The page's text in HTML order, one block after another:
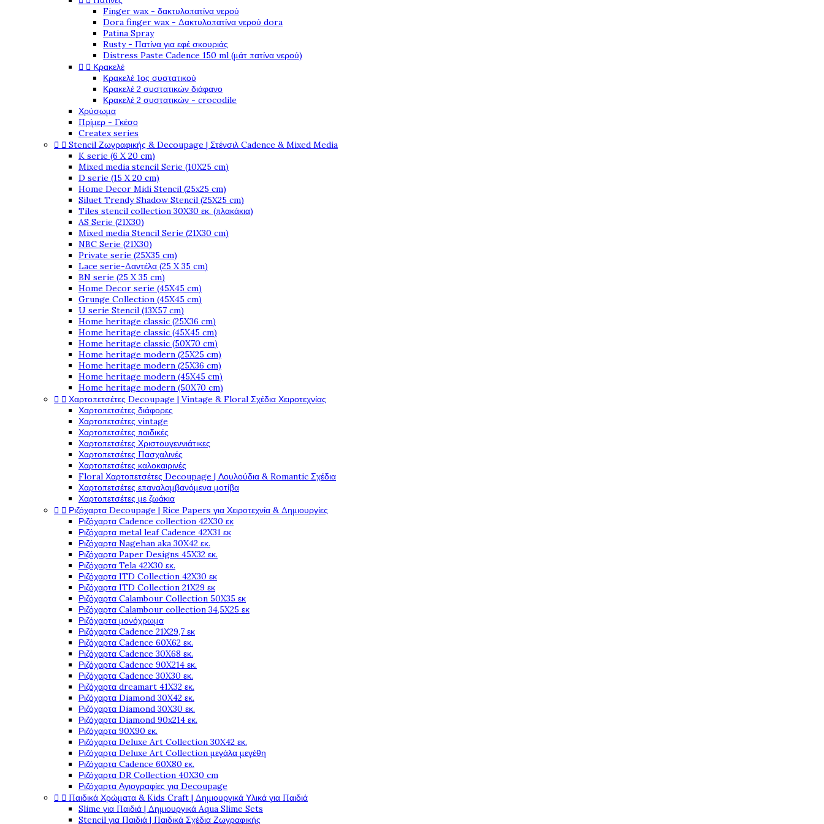
Finger wax - δακτυλοπατίνα νερού
Dora finger wax - Δακτυλοπατίνα νερού dora
Patina Spray
Rusty - Πατίνα για εφέ σκουριάς
Distress Paste Cadence 150 ml (μάτ πατίνα νερού)
  Κρακελέ
Κρακελέ 1ος συστατικού
Κρακελέ 2 συστατικών διάφανο
Κρακελέ 2 συστατικών - crocodile
Χρύσωμα
Πρίμερ - Γκέσο
Createx series
  Stencil Ζωγραφικής & Decoupage | Στένσιλ Cadence & Mixed Media
K serie (6 X 20 cm)
Mixed media stencil Serie (10X25 cm)
D serie (15 X 20 cm)
Home Decor Midi Stencil (25x25 cm)
Siluet Trendy Shadow Stencil (25X25 cm)
Tiles stencil collection 30X30 εκ. (πλακάκια)
AS Serie (21X30)
Mixed media Stencil Serie (21X30 cm)
NBC Serie (21X30)
Private serie (25X35 cm)
Lace serie-Δαντέλα (25 X 35 cm)
BN serie (25 X 35 cm)
Home Decor serie (45X45 cm)
Grunge Collection (45X45 cm)
U serie Stencil (13X57 cm)
Home heritage classic (25X36 cm)
Home heritage classic (45X45 cm)
Home heritage classic (50X70 cm)
Home heritage modern (25X25 cm)
Home heritage modern (25X36 cm)
Home heritage modern (45X45 cm)
Home heritage modern (50X70 cm)
  Χαρτοπετσέτες Decoupage | Vintage & Floral Σχέδια Χειροτεχνίας
Χαρτοπετσέτες διάφορες
Χαρτοπετσέτες vintage
Χαρτοπετσέτες παιδικές
Χαρτοπετσέτες Χριστουγεννιάτικες
Χαρτοπετσέτες Πασχαλινές
Χαρτοπετσέτες καλοκαιρινές
Floral Χαρτοπετσέτες Decoupage | Λουλούδια & Romantic Σχέδια
Χαρτοπετσέτες επαναλαμβανόμενα μοτίβα
Χαρτοπετσέτες με ζωάκια
  Ριζόχαρτα Decoupage | Rice Papers για Χειροτεχνία & Δημιουργίες
Ριζόχαρτα Cadence collection 42X30 εκ
Ριζόχαρτα metal leaf Cadence 42X31 εκ
Ριζόχαρτα Nagehan aka 30X42 εκ.
Ριζόχαρτα Paper Designs 45X32 εκ.
Ριζόχαρτα Tela 42Χ30 εκ.
Ριζόχαρτα ITD Collection 42X30 εκ
Ριζόχαρτα ITD Collection 21X29 εκ
Ριζόχαρτα Calambour Collection 50X35 εκ
Ριζόχαρτα Calambour collection 34,5X25 εκ
Ριζόχαρτα μονόχρωμα
Ριζόχαρτα Cadence 21Χ29,7 εκ
Ριζόχαρτα Cadence 60X62 εκ.
Ριζόχαρτα Cadence 30X68 εκ.
Ριζόχαρτα Cadence 90X214 εκ.
Ριζόχαρτα Cadence 30X30 εκ.
Ριζόχαρτα dreamart 41X32 εκ.
Ριζόχαρτα Diamond 30X42 εκ.
Ριζόχαρτα Diamond 30X30 εκ.
Ριζόχαρτα Diamond 90x214 εκ.
Ριζόχαρτα 90X90 εκ.
Ριζόχαρτα Deluxe Art Collection 30X42 εκ.
Ριζόχαρτα Deluxe Art Collection μεγάλα μεγέθη
Ριζόχαρτα Cadence 60X80 εκ.
Ριζόχαρτα DR Collection 40X30 cm
Ριζόχαρτα Αγιογραφίες για Decoupage
  Παιδικά Χρώματα & Kids Craft | Δημιουργικά Υλικά για Παιδιά
Slime για Παιδιά | Δημιουργικά Aqua Slime Sets
Stencil για Παιδιά | Παιδικά Σχέδια Ζωγραφικής